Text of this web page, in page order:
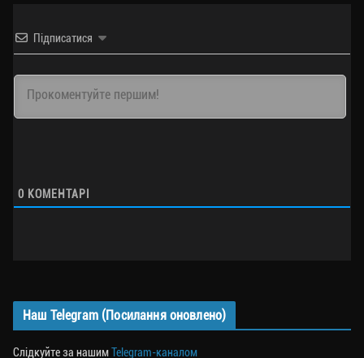
Підписатися
0 КОМЕНТАРІ
Наш Telegram (Посилання оновлено)
Слідкуйте за нашимTelegram-каналом